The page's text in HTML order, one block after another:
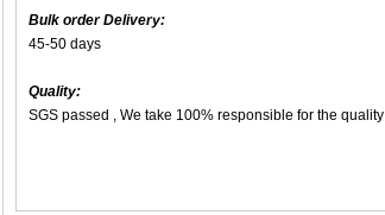
Bulk order Delivery:
45-50 days
Quality:
SGS passed , We take 100% responsible for the quality